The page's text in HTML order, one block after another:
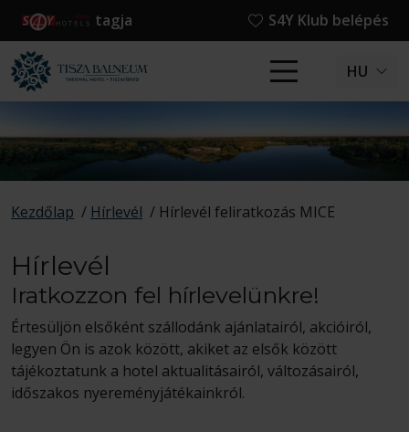
tagja S4Y Klub belépés
HU
Kezdőlap / Hírlevél / Hírlevél feliratkozás MICE
Hírlevél
Iratkozzon fel hírlevelünkre!
Értesüljön elsőként szállodánk ajánlatairól, akcióiról,
legyen Ön is azok között, akiket az elsők között
tájékoztatunk a hotel aktualitásairól, változásairól,
időszakos nyereményjátékainkról.